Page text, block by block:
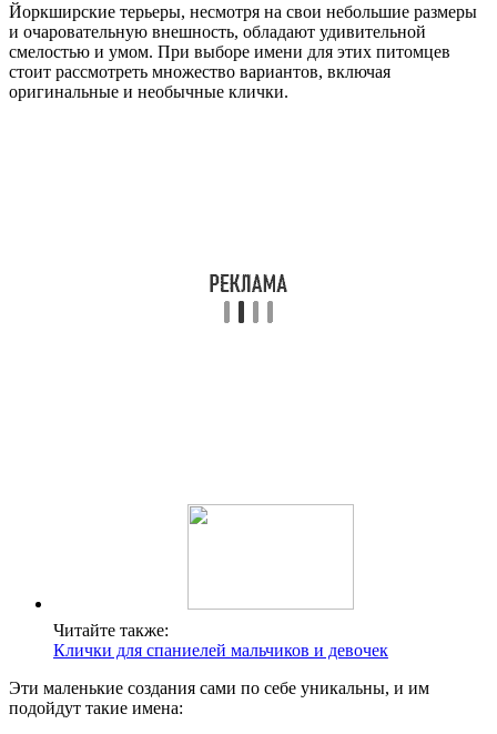
Йоркширские терьеры, несмотря на свои небольшие размеры
и очаровательную внешность, обладают удивительной
смелостью и умом. При выборе имени для этих питомцев
стоит рассмотреть множество вариантов, включая
оригинальные и необычные клички.
Читайте также:
Клички для спаниелей мальчиков и девочек
Эти маленькие создания сами по себе уникальны, и им
подойдут такие имена: